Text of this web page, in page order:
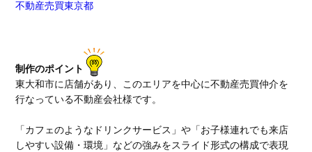
不動産売買東京都
制作のポイント
東大和市に店舗があり、このエリアを中心に不動産売買仲介を
行なっている不動産会社様です。
「カフェのようなドリンクサービス」や「お子様連れでも来店
しやすい設備・環境」などの強みをスライド形式の構成で表現